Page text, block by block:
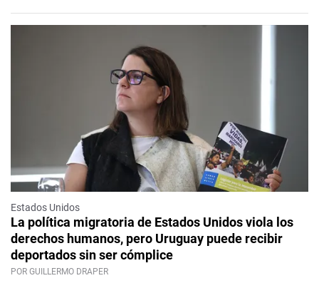
Estados Unidos
La política migratoria de Estados Unidos viola los
derechos humanos, pero Uruguay puede recibir
deportados sin ser cómplice
POR GUILLERMO DRAPER